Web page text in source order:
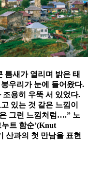
틈새가 열리며 밝은 태
우리가 눈에 들어왔다.
용히 우뚝 서 있었다.
있는 것 같은 느낌이
그런 느낌처럼….” 노
트 함순’(Knut
산과의 첫 만남을 표현